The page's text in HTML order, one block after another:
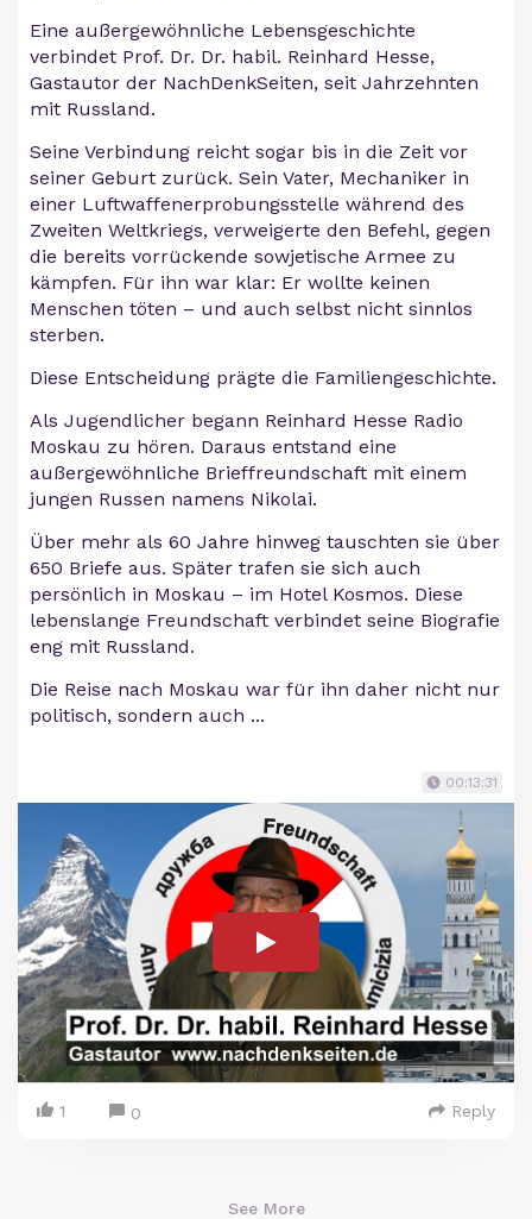
Eine außergewöhnliche Lebensgeschichte
verbindet Prof. Dr. Dr. habil. Reinhard Hesse,
Gastautor der NachDenkSeiten, seit Jahrzehnten
mit Russland.
Seine Verbindung reicht sogar bis in die Zeit vor
seiner Geburt zurück. Sein Vater, Mechaniker in
einer Luftwaffenerprobungsstelle während des
Zweiten Weltkriegs, verweigerte den Befehl, gegen
die bereits vorrückende sowjetische Armee zu
kämpfen. Für ihn war klar: Er wollte keinen
Menschen töten – und auch selbst nicht sinnlos
sterben.
Diese Entscheidung prägte die Familiengeschichte.
Als Jugendlicher begann Reinhard Hesse Radio
Moskau zu hören. Daraus entstand eine
außergewöhnliche Brieffreundschaft mit einem
jungen Russen namens Nikolai.
Über mehr als 60 Jahre hinweg tauschten sie über
650 Briefe aus. Später trafen sie sich auch
persönlich in Moskau – im Hotel Kosmos. Diese
lebenslange Freundschaft verbindet seine Biografie
eng mit Russland.
Die Reise nach Moskau war für ihn daher nicht nur
politisch, sondern auch ...
00:13:31
1 0 Reply
See More